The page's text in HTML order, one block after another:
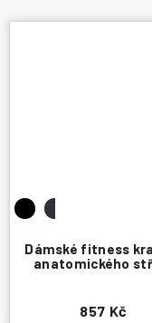
Dámské fitness
anatomického
857 Kč